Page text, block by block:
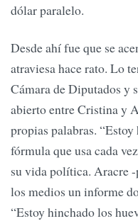
dólar paralelo.
Desde ahí fue que se
atraviesa hace rato. Lo
Cámara de Diputados y
abierto entre Cristina y
propias palabras.
fórmula que usa cada
su vida política. Aracre
los medios un informe
“Estoy hinchado los